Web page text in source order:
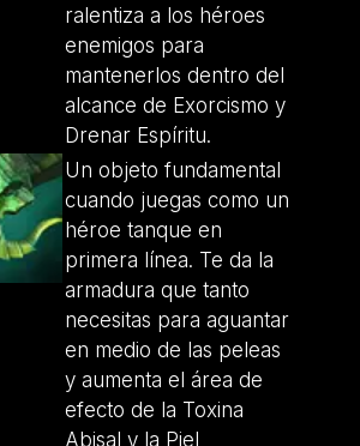
ralentiza a los héroes
enemigos para
mantenerlos dentro del
alcance de Exorcismo y
Drenar Espíritu.
Un objeto fundamental
cuando juegas como un
héroe tanque en
primera línea. Te da la
armadura que tanto
necesitas para aguantar
en medio de las peleas
y aumenta el área de
efecto de la Toxina
Abisal y la Piel